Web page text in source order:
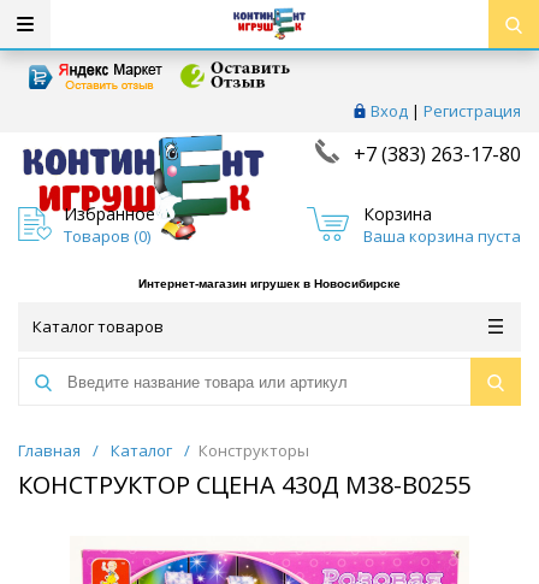
Вход | Регистрация
+7 (383) 263-17-80
Избранное
Товаров (0)
Корзина
Ваша корзина пуста
Интернет-магазин игрушек в Новосибирске
Каталог товаров
Главная / Каталог / Конструкторы
КОНСТРУКТОР СЦЕНА 430Д М38-В0255